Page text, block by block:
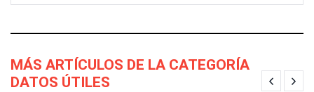
MÁS ARTÍCULOS DE LA CATEGORÍA
DATOS ÚTILES